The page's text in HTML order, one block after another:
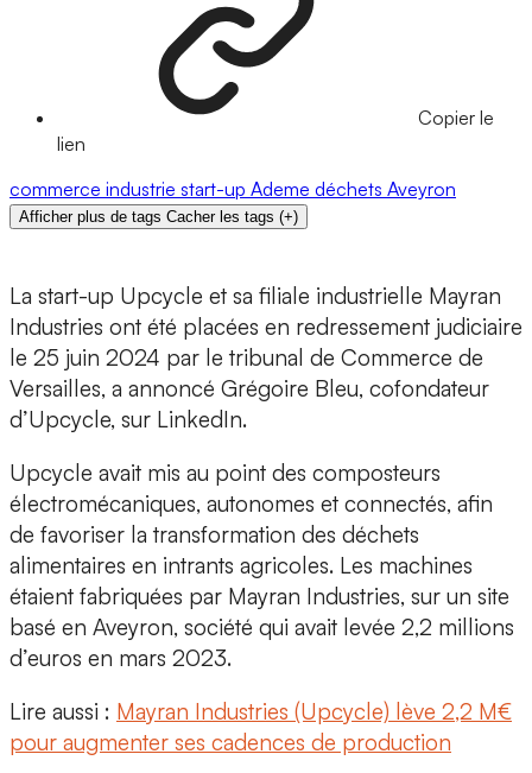
Copier le
lien
commerce industrie start-up Ademe déchets Aveyron
Afficher plus de tags Cacher les tags (+)
La start-up Upcycle et sa filiale industrielle Mayran
Industries ont été placées en redressement judiciaire
le 25 juin 2024 par le tribunal de Commerce de
Versailles, a annoncé Grégoire Bleu, cofondateur
d’Upcycle, sur LinkedIn.
Upcycle avait mis au point des composteurs
électromécaniques, autonomes et connectés, afin
de favoriser la transformation des déchets
alimentaires en intrants agricoles. Les machines
étaient fabriquées par Mayran Industries, sur un site
basé en Aveyron, société qui avait levée 2,2 millions
d’euros en mars 2023.
Lire aussi : Mayran Industries (Upcycle) lève 2,2 M€
pour augmenter ses cadences de production